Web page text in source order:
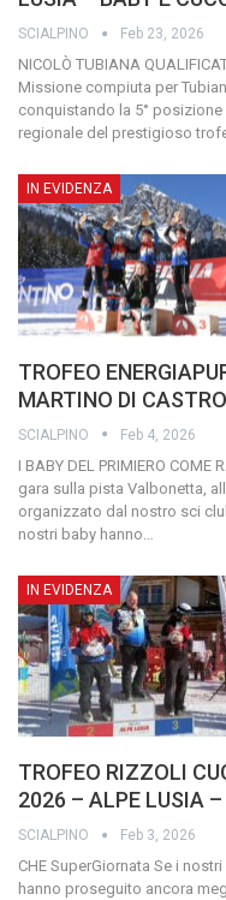
SCIALPINO Feb 23, 2026
NICOLÒ TUBIANA
Missione compiuta per
conquistando la 5°
regionale del prestigioso
IN EVIDENZA
TROFEO
MARTINO DI
SCIALPINO Feb 4, 2026
I BABY DEL PRIMIERO COME
gara sulla pista Valbonetta,
organizzato dal nostro sci
nostri baby hanno
IN EVIDENZA
TROFEO RIZZOLI
2026 – ALPE LUSIA
SCIALPINO Feb 3, 2026
CHE SuperGiornata Se i
hanno proseguito ancora